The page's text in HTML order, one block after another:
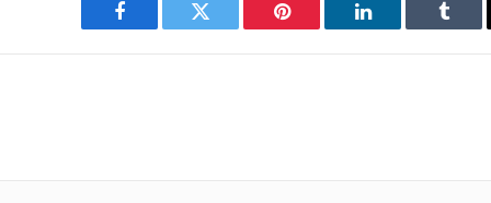
Facebook Twitter Pinterest LinkedIn